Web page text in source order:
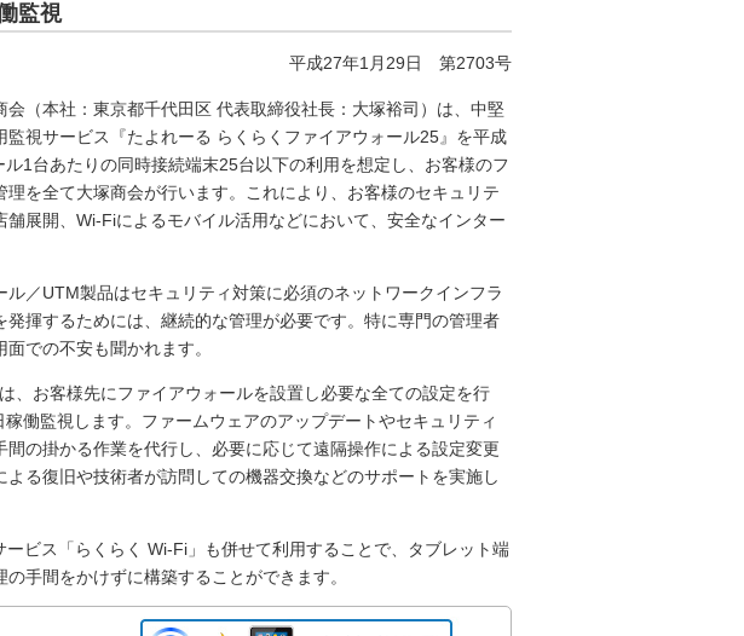
監視
平成27年1月29日 第2703号
（本社：東京都千代田区 代表取締役社長：大塚裕司）は、中堅
視サービス『たよれーる らくらくファイアウォール25』を平成
1台あたりの同時接続端末25台以下の利用を想定し、お客様のフ
を全て大塚商会が行います。これにより、お客様のセキュリテ
展開、Wi-Fiによるモバイル活用などにおいて、安全なインター
／UTM製品はセキュリティ対策に必須のネットワークインフラ
揮するためには、継続的な管理が必要です。特に専門の管理者
での不安も聞かれます。
、お客様先にファイアウォールを設置し必要な全ての設定を行
働監視します。ファームウェアのアップデートやセキュリティ
の掛かる作業を代行し、必要に応じて遠隔操作による設定変更
る復旧や技術者が訪問しての機器交換などのサポートを実施し
ビス「らくらく Wi-Fi」も併せて利用することで、タブレット端
手間をかけずに構築することができます。